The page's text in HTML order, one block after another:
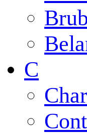
C